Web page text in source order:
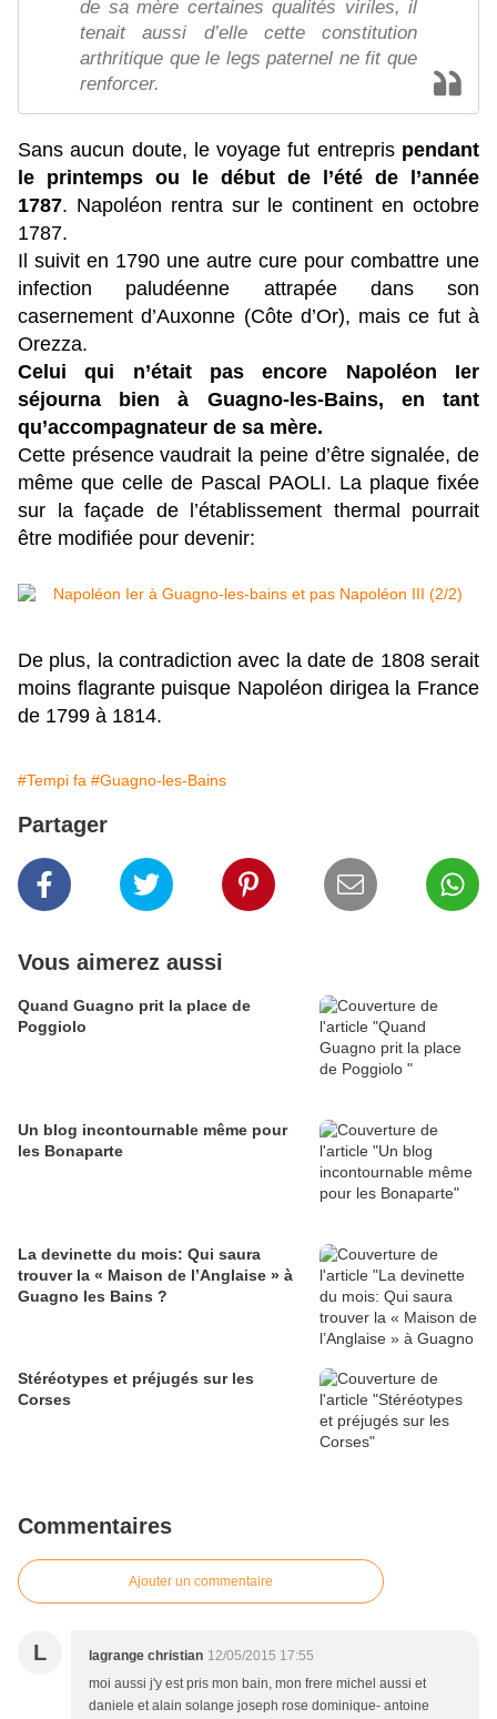
de sa mère certaines qualités viriles, il
tenait aussi d’elle cette constitution
arthritique que le legs paternel ne fit que
renforcer.
Sans aucun doute, le voyage fut entrepris pendant
le printemps ou le début de l’été de l’année
1787. Napoléon rentra sur le continent en octobre
1787.
Il suivit en 1790 une autre cure pour combattre une
infection paludéenne attrapée dans son
casernement d’Auxonne (Côte d’Or), mais ce fut à
Orezza.
Celui qui n’était pas encore Napoléon Ier
séjourna bien à Guagno-les-Bains, en tant
qu’accompagnateur de sa mère.
Cette présence vaudrait la peine d’être signalée, de
même que celle de Pascal PAOLI. La plaque fixée
sur la façade de l’établissement thermal pourrait
être modifiée pour devenir:
De plus, la contradiction avec la date de 1808 serait
moins flagrante puisque Napoléon dirigea la France
de 1799 à 1814.
#Tempi fa #Guagno-les-Bains
Partager
Vous aimerez aussi
Quand Guagno prit la place de
Poggiolo
Un blog incontournable même pour
les Bonaparte
La devinette du mois: Qui saura
trouver la « Maison de l’Anglaise » à
Guagno les Bains ?
Stéréotypes et préjugés sur les
Corses
Commentaires
Ajouter un commentaire
L lagrange christian 12/05/2015 17:55
moi aussi j'y est pris mon bain, mon frere michel aussi et
daniele et alain solange joseph rose dominique- antoine